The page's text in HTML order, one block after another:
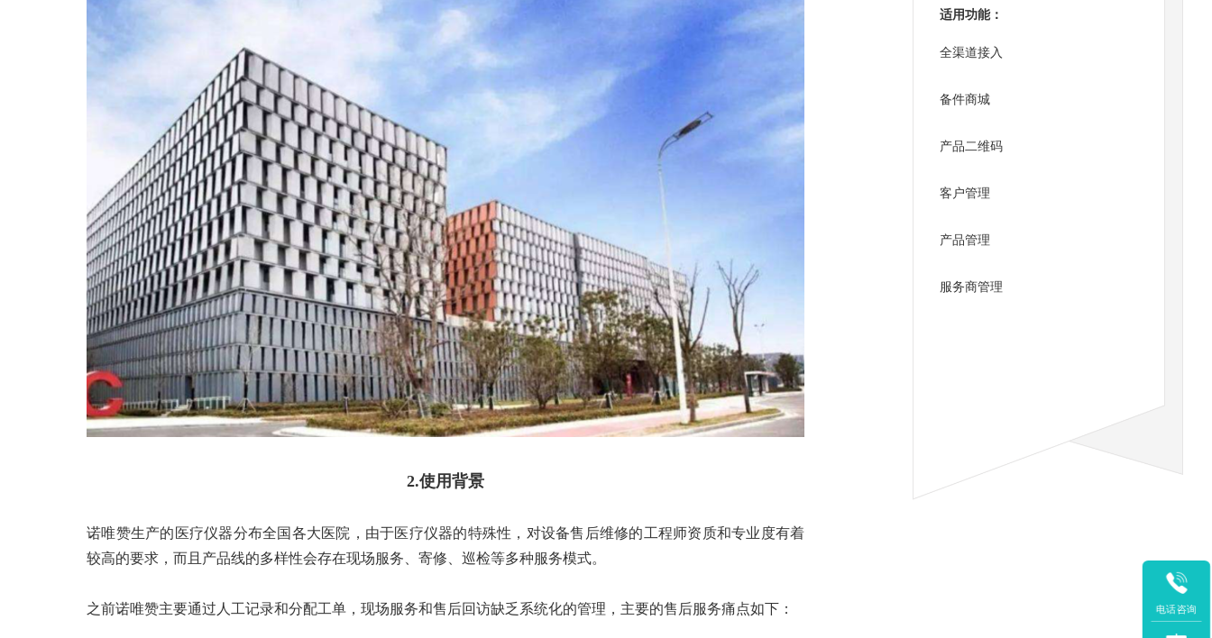
2.使用背景
诺唯赞生产的医疗仪器分布全国各大医院，由于医疗仪器的特殊性，对设备售后维修的工程师资质和专业度有着
较高的要求，而且产品线的多样性会存在现场服务、寄修、巡检等多种服务模式。
之前诺唯赞主要通过人工记录和分配工单，现场服务和售后回访缺乏系统化的管理，主要的售后服务痛点如下：
适用功能：
全渠道接入
备件商城
产品二维码
客户管理
产品管理
服务商管理
电话咨询